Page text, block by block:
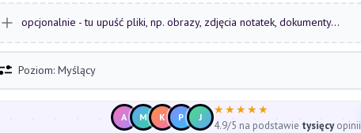
opcjonalnie - tu upuść pliki, np. obrazy, zdjęcia notatek, dokumenty...
Poziom: Myślący
A M K P J
★★★★★
4.9/5 na podstawie tysięcyopinii